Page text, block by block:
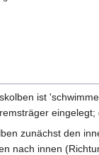
ist
eingelegt;
zunächst den
nach innen